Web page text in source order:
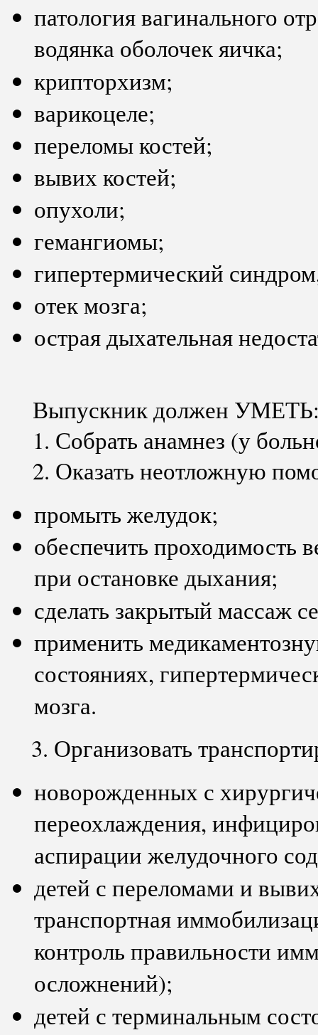
патология вагинального
водянка оболочек яичка;
крипторхизм;
варикоцеле;
переломы костей;
вывих костей;
опухоли;
гемангиомы;
гипертермический
отек мозга;
острая дыхательная
Выпускник должен
1. Собрать анамнез (у
2. Оказать неотложную
промыть желудок;
обеспечить проходимость
при остановке дыхания;
сделать закрытый массаж
применить
состояниях,
мозга.
3. Организовать
новорожденных с
переохлаждения,
аспирации желудочного
детей с переломами и
транспортная
контроль правильности
осложнений);
детей с терминальным